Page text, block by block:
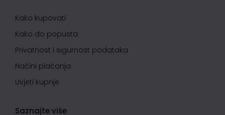
Kako kupovati
Kako do popusta
Privatnost i sigurnost podataka
Načini plaćanja
Uvjeti kupnje
Saznajte više